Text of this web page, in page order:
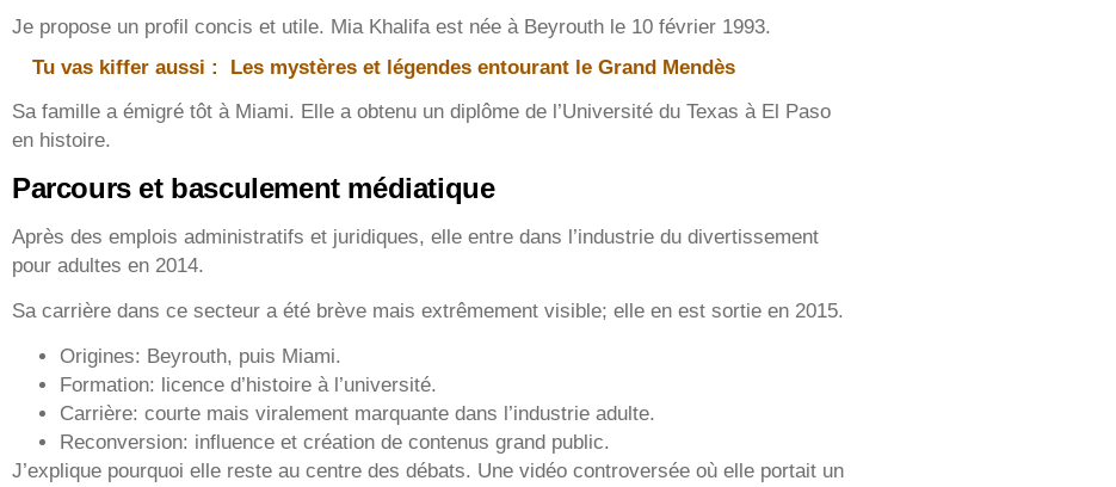
Je propose un profil concis et utile. Mia Khalifa est née à Beyrouth le 10 février 1993.
Tu vas kiffer aussi :
Les mystères et légendes entourant le Grand Mendès
Sa famille a émigré tôt à Miami. Elle a obtenu un diplôme de l’Université du Texas à El Paso
en histoire.
Parcours et basculement médiatique
Après des emplois administratifs et juridiques, elle entre dans l’industrie du divertissement
pour adultes en 2014.
Sa carrière dans ce secteur a été brève mais extrêmement visible; elle en est sortie en 2015.
Origines: Beyrouth, puis Miami.
Formation: licence d’histoire à l’université.
Carrière: courte mais viralement marquante dans l’industrie adulte.
Reconversion: influence et création de contenus grand public.
J’explique pourquoi elle reste au centre des débats. Une vidéo controversée où elle portait un